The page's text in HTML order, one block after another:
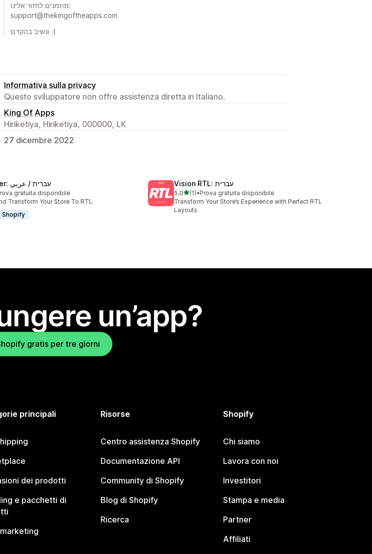
מוזמנים לחזור אלינו:
support@thekingoftheapps.com
ונשיב בהקדם :)
Informativa sulla privacy
Questo sviluppatore non offre assistenza diretta in Italiano.
King Of Apps
Hiriketiya, Hiriketiya, 000000, LK
27 dicembre 2022
RTL Master: עברית / عربي
totaligratuita disponibile
Transform Your Store To RTL
Shopify
Vision RTL: עברית
5,0stelle su 5
(1)
1 recensioni totali
•Prova gratuita disponibile
Transform Your Store’s Experience with Perfect RTL
Layouts
un’app?
gratis per tre giorni
principali
dei prodotti
e pacchetti di
Risorse
Centro assistenza Shopify
Documentazione API
Community di Shopify
Blog di Shopify
Ricerca
Shopify
Chi siamo
Lavora con noi
Investitori
Stampa e media
Partner
Affiliati